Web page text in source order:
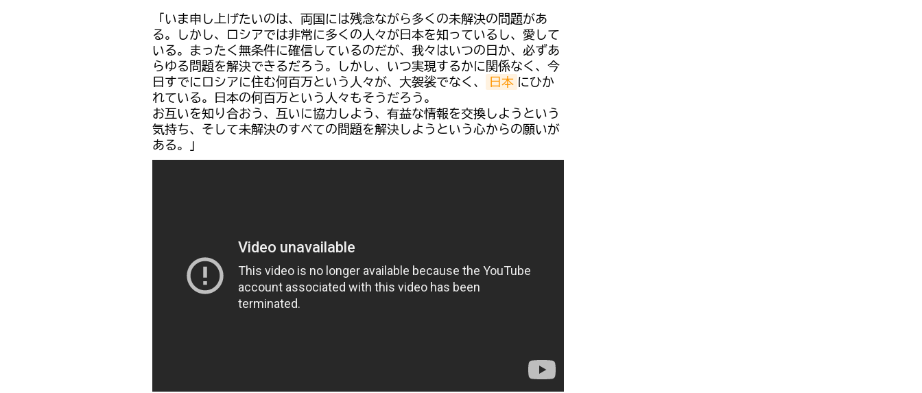
「いま申し上げたいのは、両国には残念ながら多くの未解決の問題があ
る。しかし、ロシアでは非常に多くの人々が日本を知っているし、愛して
いる。まったく無条件に確信しているのだが、我々はいつの日か、必ずあ
らゆる問題を解決できるだろう。しかし、いつ実現するかに関係なく、今
日すでにロシアに住む何百万という人々が、大袈裟でなく、
日本 にひか
れている。日本の何百万という人々もそうだろう。
お互いを知り合おう、互いに協力しよう、有益な情報を交換しようという
気持ち、そして未解決のすべての問題を解決しようという心からの願いが
ある。」